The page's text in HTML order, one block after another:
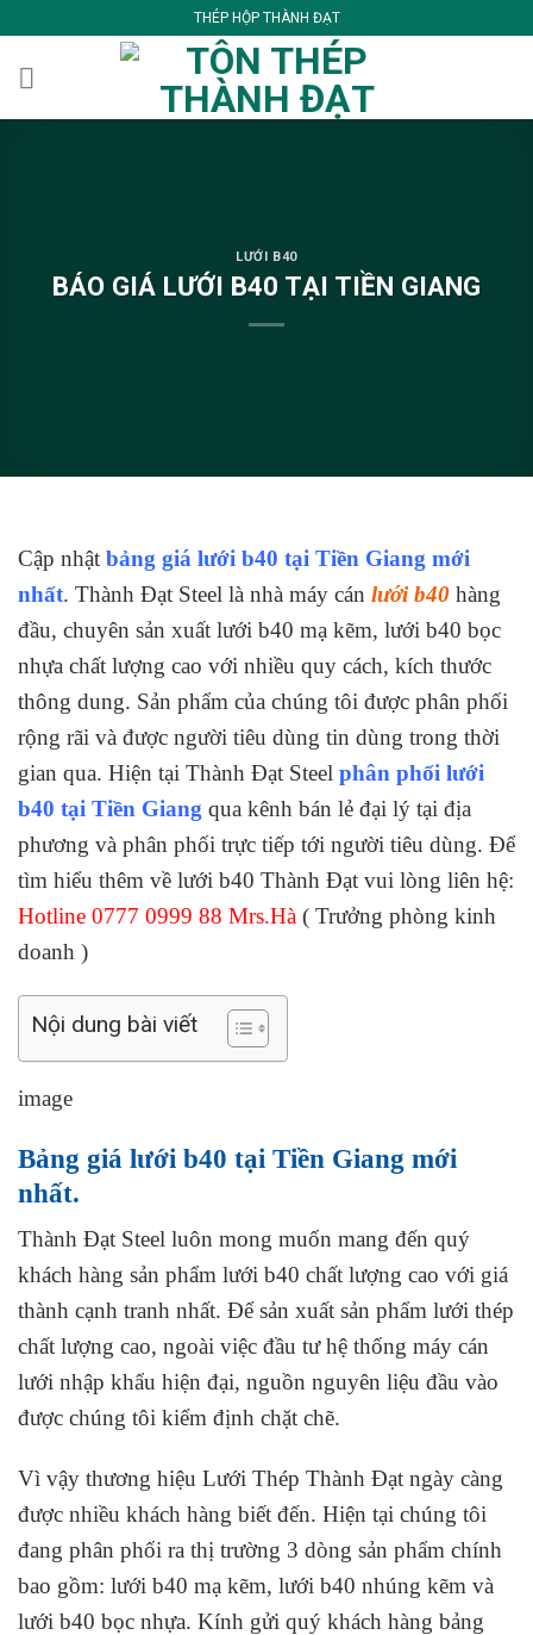
to
content
THÉP HỘP THÀNH ĐẠT
LƯỚI B40
BÁO GIÁ LƯỚI B40 TẠI TIỀN GIANG
Cập nhật bảng giá lưới b40 tại Tiền Giang mới
nhất. Thành Đạt Steel là nhà máy cán lưới b40 hàng
đầu, chuyên sản xuất lưới b40 mạ kẽm, lưới b40 bọc
nhựa chất lượng cao với nhiều quy cách, kích thước
thông dung. Sản phẩm của chúng tôi được phân phối
rộng rãi và được người tiêu dùng tin dùng trong thời
gian qua. Hiện tại Thành Đạt Steel phân phối lưới
b40 tại Tiền Giang qua kênh bán lẻ đại lý tại địa
phương và phân phối trực tiếp tới người tiêu dùng. Để
tìm hiểu thêm về lưới b40 Thành Đạt vui lòng liên hệ:
Hotline 0777 0999 88 Mrs.Hà ( Trưởng phòng kinh
doanh )
Nội dung bài viết
image
Bảng giá lưới b40 tại Tiền Giang mới
nhất.
Thành Đạt Steel luôn mong muốn mang đến quý
khách hàng sản phẩm lưới b40 chất lượng cao với giá
thành cạnh tranh nhất. Để sản xuất sản phẩm lưới thép
chất lượng cao, ngoài việc đầu tư hệ thống máy cán
lưới nhập khẩu hiện đại, nguồn nguyên liệu đầu vào
được chúng tôi kiểm định chặt chẽ.
Vì vậy thương hiệu Lưới Thép Thành Đạt ngày càng
được nhiều khách hàng biết đến. Hiện tại chúng tôi
đang phân phối ra thị trường 3 dòng sản phẩm chính
bao gồm: lưới b40 mạ kẽm, lưới b40 nhúng kẽm và
lưới b40 bọc nhựa. Kính gửi quý khách hàng bảng